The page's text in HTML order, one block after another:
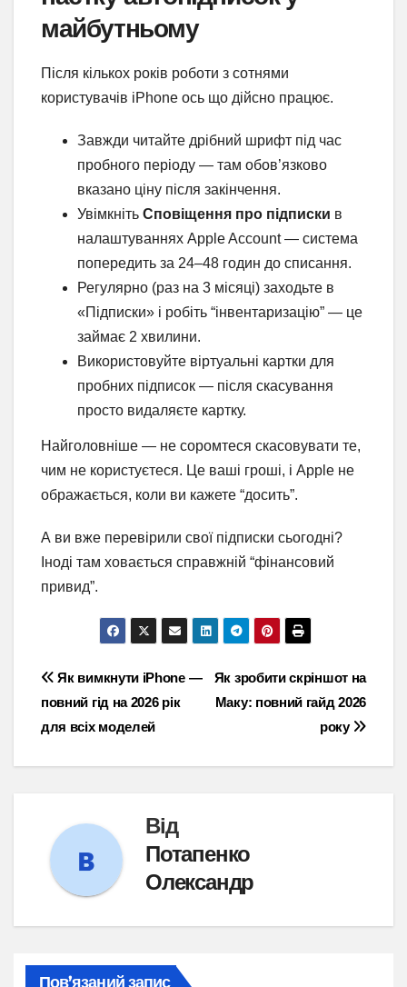
майбутньому
Після кількох років роботи з сотнями
користувачів iPhone ось що дійсно працює.
Завжди читайте дрібний шрифт під час
пробного періоду — там обов’язково
вказано ціну після закінчення.
Увімкніть Сповіщення про підписки в
налаштуваннях Apple Account — система
попередить за 24–48 годин до списання.
Регулярно (раз на 3 місяці) заходьте в
«Підписки» і робіть “інвентаризацію” — це
займає 2 хвилини.
Використовуйте віртуальні картки для
пробних підписок — після скасування
просто видаляєте картку.
Найголовніше — не соромтеся скасовувати те,
чим не користуєтеся. Це ваші гроші, і Apple не
ображається, коли ви кажете “досить”.
А ви вже перевірили свої підписки сьогодні?
Іноді там ховається справжній “фінансовий
привид”.
Навігація
записів
Як зробити скріншот на
Маку: повний гайд 2026
року
Як вимкнути iPhone —
повний гід на 2026 рік
для всіх моделей
Від
Потапенко
Олександр
Пов’язаний запис